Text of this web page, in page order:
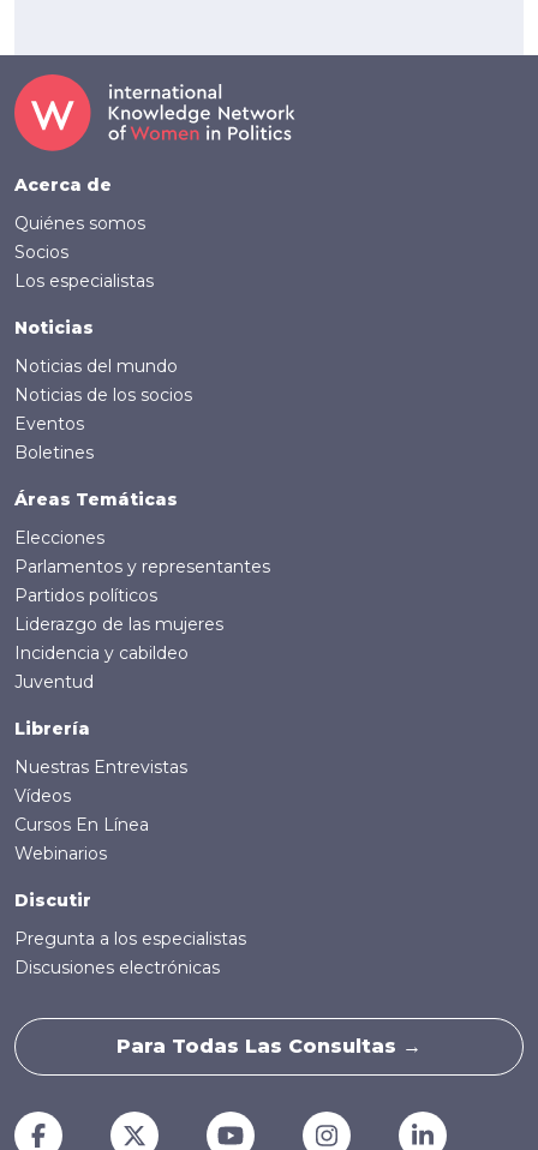
Footer (Spanish)
Acerca de
Quiénes somos
Socios
Los especialistas
Noticias
Noticias del mundo
Noticias de los socios
Eventos
Boletines
Áreas Temáticas
Elecciones
Parlamentos y representantes
Partidos políticos
Liderazgo de las mujeres
Incidencia y cabildeo
Juventud
Librería
Nuestras Entrevistas
Vídeos
Cursos En Línea
Webinarios
Discutir
Pregunta a los especialistas
Discusiones electrónicas
Para Todas Las Consultas →